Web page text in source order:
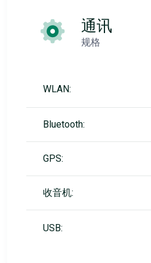
通讯
规格
WLAN:
Bluetooth:
GPS:
收音机:
USB: